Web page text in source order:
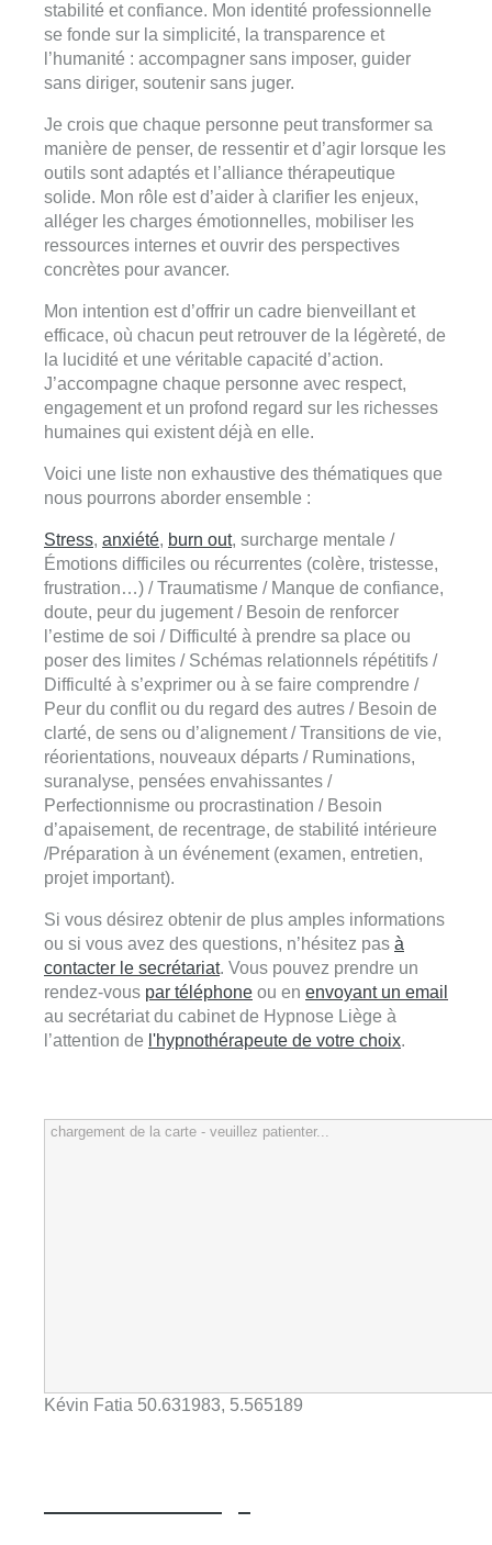
stabilité et confiance. Mon identité professionnelle
se fonde sur la simplicité, la transparence et
l’humanité : accompagner sans imposer, guider
sans diriger, soutenir sans juger.
Je crois que chaque personne peut transformer sa
manière de penser, de ressentir et d’agir lorsque les
outils sont adaptés et l’alliance thérapeutique
solide. Mon rôle est d’aider à clarifier les enjeux,
alléger les charges émotionnelles, mobiliser les
ressources internes et ouvrir des perspectives
concrètes pour avancer.
Mon intention est d’offrir un cadre bienveillant et
efficace, où chacun peut retrouver de la légèreté, de
la lucidité et une véritable capacité d’action.
J’accompagne chaque personne avec respect,
engagement et un profond regard sur les richesses
humaines qui existent déjà en elle.
Voici une liste non exhaustive des thématiques que
nous pourrons aborder ensemble :
Stress, anxiété, burn out, surcharge mentale /
Émotions difficiles ou récurrentes (colère, tristesse,
frustration…) / Traumatisme / Manque de confiance,
doute, peur du jugement / Besoin de renforcer
l’estime de soi / Difficulté à prendre sa place ou
poser des limites / Schémas relationnels répétitifs /
Difficulté à s’exprimer ou à se faire comprendre /
Peur du conflit ou du regard des autres / Besoin de
clarté, de sens ou d’alignement / Transitions de vie,
réorientations, nouveaux départs / Ruminations,
suranalyse, pensées envahissantes /
Perfectionnisme ou procrastination / Besoin
d’apaisement, de recentrage, de stabilité intérieure
/Préparation à un événement (examen, entretien,
projet important).
Si vous désirez obtenir de plus amples informations
ou si vous avez des questions, n’hésitez pas à
contacter le secrétariat. Vous pouvez prendre un
rendez-vous par téléphone ou en envoyant un email
au secrétariat du cabinet de Hypnose Liège à
l’attention de l'hypnothérapeute de votre choix.
chargement de la carte - veuillez patienter...
Kévin Fatia 50.631983, 5.565189